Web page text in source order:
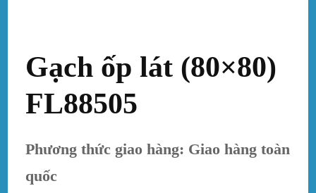
Gạch ốp lát (80×80)
FL88505
Phương thức giao hàng: Giao hàng toàn
quốc